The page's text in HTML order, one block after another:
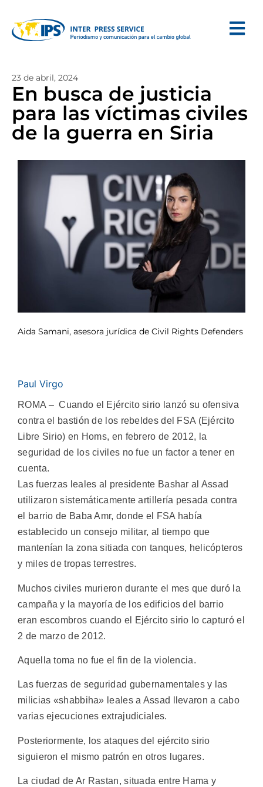
23 de abril, 2024
En busca de justicia
para las víctimas civiles
de la guerra en Siria
Aida Samani, asesora jurídica de Civil Rights Defenders
Paul Virgo
ROMA – Cuando el Ejército sirio lanzó su ofensiva
contra el bastión de los rebeldes del FSA (Ejército
Libre Sirio) en Homs, en febrero de 2012, la
seguridad de los civiles no fue un factor a tener en
cuenta.
Las fuerzas leales al presidente Bashar al Assad
utilizaron sistemáticamente artillería pesada contra
el barrio de Baba Amr, donde el FSA había
establecido un consejo militar, al tiempo que
mantenían la zona sitiada con tanques, helicópteros
y miles de tropas terrestres.
Muchos civiles murieron durante el mes que duró la
campaña y la mayoría de los edificios del barrio
eran escombros cuando el Ejército sirio lo capturó el
2 de marzo de 2012.
Aquella toma no fue el fin de la violencia.
Las fuerzas de seguridad gubernamentales y las
milicias «shabbiha» leales a Assad llevaron a cabo
varias ejecuciones extrajudiciales.
Posteriormente, los ataques del ejército sirio
siguieron el mismo patrón en otros lugares.
La ciudad de Ar Rastan, situada entre Hama y